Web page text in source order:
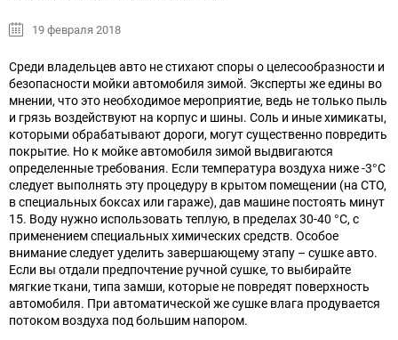
19 февраля 2018
Среди владельцев авто не стихают споры о целесообразности и
безопасности мойки автомобиля зимой. Эксперты же едины во
мнении, что это необходимое мероприятие, ведь не только пыль
и грязь воздействуют на корпус и шины. Соль и иные химикаты,
которыми обрабатывают дороги, могут существенно повредить
покрытие. Но к мойке автомобиля зимой выдвигаются
определенные требования. Если температура воздуха ниже -3°С
следует выполнять эту процедуру в крытом помещении (на СТО,
в специальных боксах или гараже), дав машине постоять минут
15. Воду нужно использовать теплую, в пределах 30-40 °С, с
применением специальных химических средств. Особое
внимание следует уделить завершающему этапу – сушке авто.
Если вы отдали предпочтение ручной сушке, то выбирайте
мягкие ткани, типа замши, которые не повредят поверхность
автомобиля. При автоматической же сушке влага продувается
потоком воздуха под большим напором.